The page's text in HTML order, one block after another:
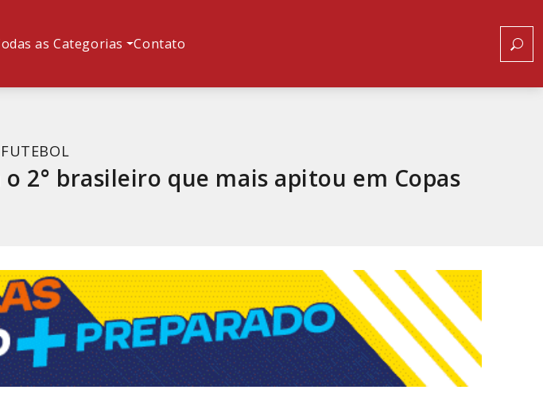
as Categorias Contato
FUTEBOL
2° brasileiro que mais apitou em Copas